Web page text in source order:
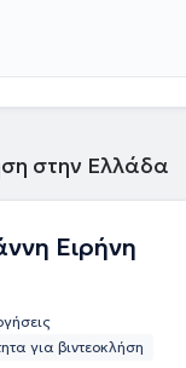
σχέσεις &
ανάπτυξης.
στην Ελλάδα
Ειρήνη
για βιντεοκλήση